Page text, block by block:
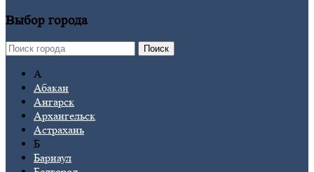
Выбор города
Поиск
А
Абакан
Ангарск
Архангельск
Астрахань
Б
Барнаул